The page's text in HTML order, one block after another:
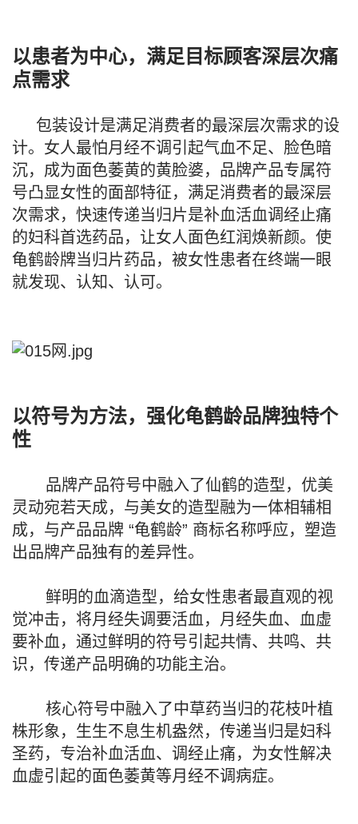
以患者为中心，满足目标顾客深层次痛
点需求
包装设计是满足消费者的最深层次需求的设
计。女人最怕月经不调引起气血不足、脸色暗
沉，成为面色萎黄的黄脸婆，品牌产品专属符
号凸显女性的面部特征，满足消费者的最深层
次需求，快速传递当归片是补血活血调经止痛
的妇科首选药品，让女人面色红润焕新颜。使
龟鹤龄牌当归片药品，被女性患者在终端一眼
就发现、认知、认可。
以符号为方法，强化龟鹤龄品牌独特个
性
品牌产品符号中融入了仙鹤的造型，优美
灵动宛若天成，与美女的造型融为一体相辅相
成，与产品品牌 “龟鹤龄” 商标名称呼应，塑造
出品牌产品独有的差异性。
鲜明的血滴造型，给女性患者最直观的视
觉冲击，将月经失调要活血，月经失血、血虚
要补血，通过鲜明的符号引起共情、共鸣、共
识，传递产品明确的功能主治。
核心符号中融入了中草药当归的花枝叶植
株形象，生生不息生机盎然，传递当归是妇科
圣药，专治补血活血、调经止痛，为女性解决
血虚引起的面色萎黄等月经不调病症。